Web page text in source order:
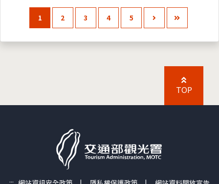
1 2 3 4 5
TOP